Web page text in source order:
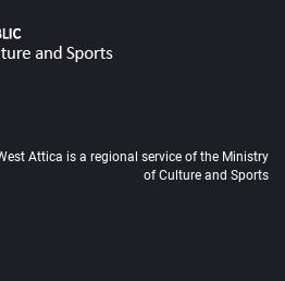
Attica is a regional service of the Ministry
of Culture and Sports